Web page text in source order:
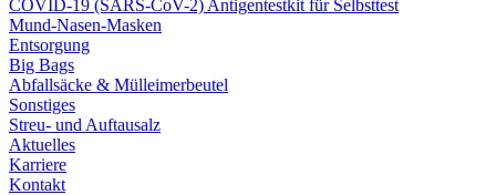
COVID-19 (SARS-CoV-2) Antigentestkit für Selbsttest
Mund-Nasen-Masken
Entsorgung
Big Bags
Abfallsäcke & Mülleimerbeutel
Sonstiges
Streu- und Auftausalz
Aktuelles
Karriere
Kontakt